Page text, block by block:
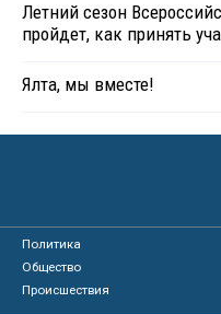
Летний сезон
пройдет, как принять
Ялта, мы вместе!
Политика
Общество
Происшествия